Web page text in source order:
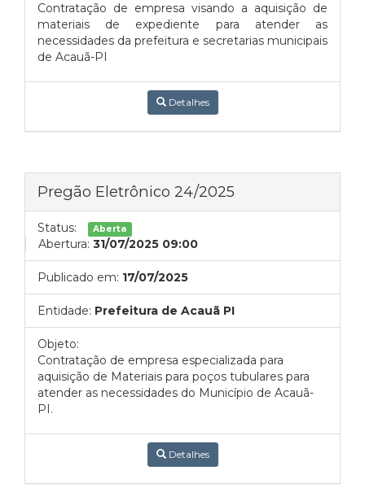
Contratação de empresa visando a aquisição de
materiais de expediente para atender as
necessidades da prefeitura e secretarias municipais
de Acauã-PI
Detalhes
Pregão Eletrônico 24/2025
Status: Aberta
Abertura: 31/07/2025 09:00
Publicado em: 17/07/2025
Entidade: Prefeitura de Acauã PI
Objeto:
Contratação de empresa especializada para
aquisição de Materiais para poços tubulares para
atender as necessidades do Município de Acauã-
PI.
Detalhes